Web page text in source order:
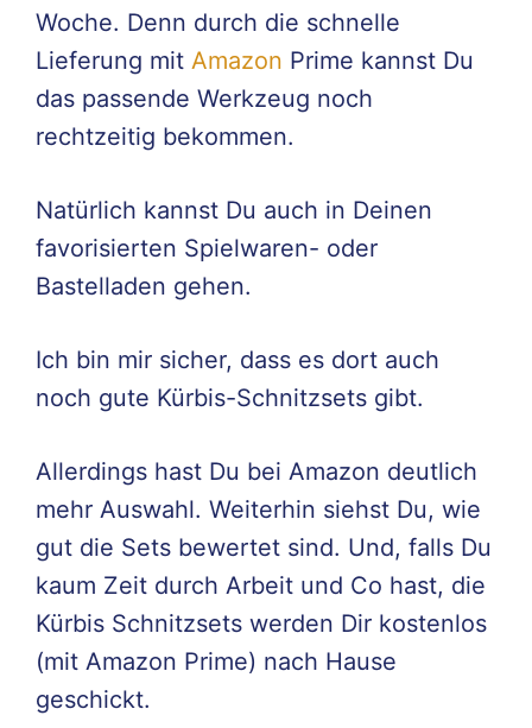
Woche. Denn durch die schnelle
Lieferung mit Amazon Prime kannst Du
das passende Werkzeug noch
rechtzeitig bekommen.
Natürlich kannst Du auch in Deinen
favorisierten Spielwaren- oder
Bastelladen gehen.
Ich bin mir sicher, dass es dort auch
noch gute Kürbis-Schnitzsets gibt.
Allerdings hast Du bei Amazon deutlich
mehr Auswahl. Weiterhin siehst Du, wie
gut die Sets bewertet sind. Und, falls Du
kaum Zeit durch Arbeit und Co hast, die
Kürbis Schnitzsets werden Dir kostenlos
(mit Amazon Prime) nach Hause
geschickt.